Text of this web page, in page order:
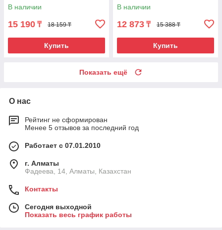
В наличии
15 190 ₸ 18 159 ₸
Купить
В наличии
12 873 ₸ 15 388 ₸
Купить
Показать ещё
О нас
Рейтинг не сформирован
Менее 5 отзывов за последний год
Работает с 07.01.2010
г. Алматы
Фадеева, 14, Алматы, Казахстан
Контакты
Сегодня выходной
Показать весь график работы